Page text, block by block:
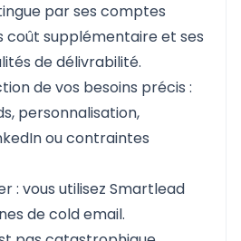
par ses comptes
coût supplémentaire et ses
de délivrabilité.
de vos besoins précis :
personnalisation,
ou contraintes
: vous utilisez Smartlead
de cold email.